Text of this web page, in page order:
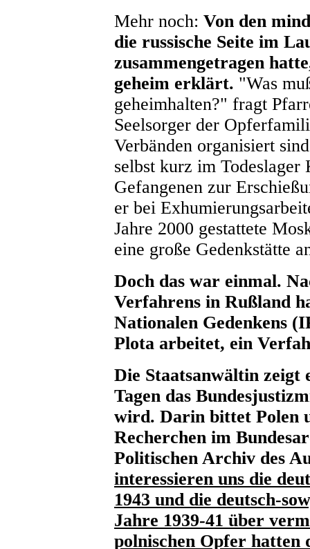
Mehr noch: Von den
die russische Seite im
zusammengetragen
geheim erklärt. "Was
geheimhalten?" fragt
Seelsorger der
Verbänden organisiert
selbst kurz im
Gefangenen zur
er bei
Jahre 2000 gestattete
eine große Gedenkstätte
Doch das war einmal.
Verfahrens in Rußland
Nationalen Gedenkens
Plota arbeitet, ein
Die Staatsanwältin zeigt
Tagen das
wird. Darin bittet Polen
Recherchen im
Politischen Archiv des
interessieren uns die
1943 und die deutsch-
Jahre 1939-41 über
polnischen Opfer hatten